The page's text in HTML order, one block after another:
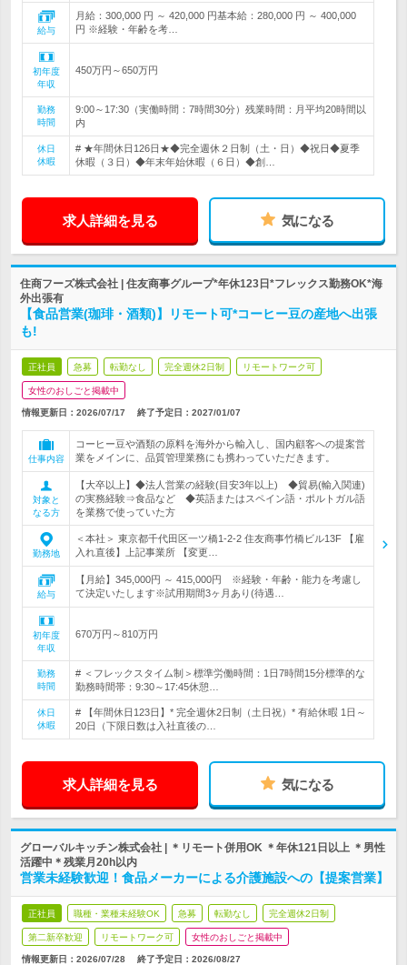
給与
月給：300,000 円 ～ 420,000 円基本給：280,000 円 ～ 400,000
円 ※経験・年齢を考…
初年度
年収
450万円～650万円
勤務
時間
9:00～17:30（実働時間：7時間30分）残業時間：月平均20時間以
内
休日
休暇
# ★年間休日126日★◆完全週休２日制（土・日）◆祝日◆夏季
休暇（３日）◆年末年始休暇（６日）◆創…
求人詳細を見る 気になる
住商フーズ株式会社 | 住友商事グループ*年休123日*フレックス勤務OK*海
外出張有
【食品営業(珈琲・酒類)】リモート可*コーヒー豆の産地へ出張
も!
正社員 急募 転勤なし 完全週休2日制 リモートワーク可
女性のおしごと掲載中
情報更新日：2026/07/17 終了予定日： 2027/01/07
仕事内容
コーヒー豆や酒類の原料を海外から輸入し、国内顧客への提案営
業をメインに、品質管理業務にも携わっていただきます。
対象と
なる方
【大卒以上】◆法人営業の経験(目安3年以上) ◆貿易(輸入関連)
の実務経験⇒食品など ◆英語またはスペイン語・ポルトガル語
を業務で使っていた方
勤務地
＜本社＞ 東京都千代田区一ツ橋1-2-2 住友商事竹橋ビル13F 【雇
入れ直後】上記事業所 【変更…
給与
【月給】345,000円 ～ 415,000円 ※経験・年齢・能力を考慮し
て決定いたします※試用期間3ヶ月あり(待遇…
初年度
年収
670万円～810万円
勤務
時間
# ＜フレックスタイム制＞標準労働時間：1日7時間15分標準的な
勤務時間帯：9:30～17:45休憩…
休日
休暇
# 【年間休日123日】* 完全週休2日制（土日祝）* 有給休暇 1日～
20日（下限日数は入社直後の…
求人詳細を見る 気になる
グローバルキッチン株式会社 | ＊リモート併用OK ＊年休121日以上 ＊男性
活躍中＊残業月20h以内
営業未経験歓迎！食品メーカーによる介護施設への【提案営業】
正社員 職種・業種未経験OK 急募 転勤なし 完全週休2日制
第二新卒歓迎 リモートワーク可 女性のおしごと掲載中
情報更新日：2026/07/28 終了予定日： 2026/08/27